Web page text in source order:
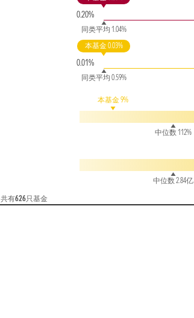
0.20%
同类平均 1.04%
0.01%
本基金 0.03%
同类平均 0.59%
本基金 9%
中位数 112%
中位数 2.84亿
共有626只基金